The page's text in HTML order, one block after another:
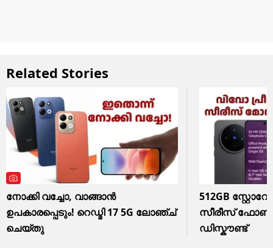
Related Stories
നോക്കി വച്ചോ, വാങ്ങാൻ
ഉപകാരപ്പെടും! റെഡ്മി 17 5G ലോഞ്ച്
ചെയ്തു
512GB
സീരീസ്
ഡിസ്കൗണ്ട്